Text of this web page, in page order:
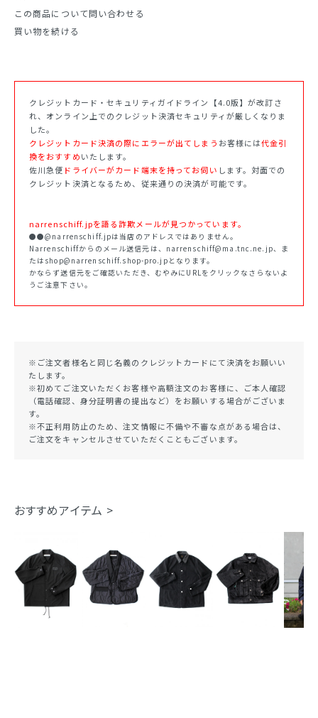
この商品について問い合わせる
買い物を続ける
クレジットカード・セキュリティガイドライン【4.0版】が改訂さ
れ、オンライン上でのクレジット決済セキュリティが厳しくなりま
した。
クレジットカード決済の際にエラーが出てしまう お客様には代金引
換をおすすめいたします。
佐川急便 ドライバーがカード端末を持ってお伺い します。対面での
クレジット決済となるため、従来通りの決済が可能です。
narrenschiff.jpを語る詐欺メールが見つかっています。
●●@narrenschiff.jpは当店のアドレスではありません。
Narrenschiffからのメール送信元は、narrenschiff@ma.tnc.ne.jp、ま
たはshop@narrenschiff.shop-pro.jpとなります。
かならず送信元をご確認いただき、むやみにURLをクリックなさらないよ
うご注意下さい。
※ご注文者様名と同じ名義のクレジットカードにて決済をお願いい
たします。
※初めてご注文いただくお客様や高額注文のお客様に、ご本人確認
（電話確認、身分証明書の提出など）をお願いする場合がございま
す。
※不正利用防止のため、注文情報に不備や不審な点がある場合は、
ご注文をキャンセルさせていただくこともございます。
おすすめアイテム >